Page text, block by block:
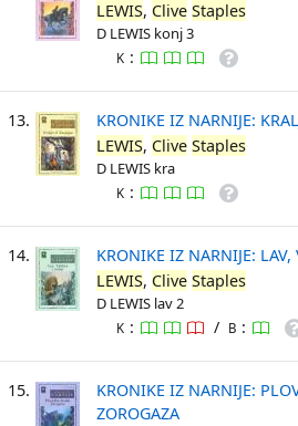
LEWIS, Clive Staples
D LEWIS konj 3
K :
13.
KRONIKE IZ NARNIJE:
LEWIS, Clive Staples
D LEWIS kra
K :
14.
KRONIKE IZ NARNIJE: LAV,
LEWIS, Clive Staples
D LEWIS lav 2
K : / B :
15.
KRONIKE IZ NARNIJE:
ZOROGAZA